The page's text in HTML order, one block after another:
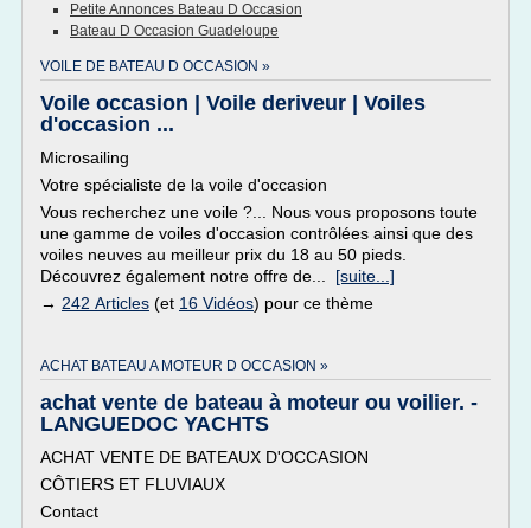
Petite Annonces Bateau D Occasion
Bateau D Occasion Guadeloupe
VOILE DE BATEAU D OCCASION »
Voile occasion | Voile deriveur | Voiles
d'occasion ...
Microsailing
Votre spécialiste de la voile d'occasion
Vous recherchez une voile ?... Nous vous proposons toute
une gamme de voiles d'occasion contrôlées ainsi que des
voiles neuves au meilleur prix du 18 au 50 pieds.
Découvrez également notre offre de... [suite...]
→ 242 Articles (et 16 Vidéos) pour ce thème
ACHAT BATEAU A MOTEUR D OCCASION »
achat vente de bateau à moteur ou voilier. -
LANGUEDOC YACHTS
ACHAT VENTE DE BATEAUX D'OCCASION
CÔTIERS ET FLUVIAUX
Contact